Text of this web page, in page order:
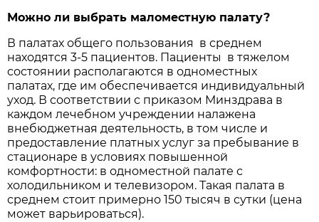
Можно ли выбрать маломестную палату?
В палатах общего пользования в среднем
находятся 3-5 пациентов. Пациенты в тяжелом
состоянии располагаются в одноместных
палатах, где им обеспечивается индивидуальный
уход. В соответствии с приказом Минздрава в
каждом лечебном учреждении налажена
внебюджетная деятельность, в том числе и
предоставление платных услуг за пребывание в
стационаре в условиях повышенной
комфортности: в одноместной палате с
холодильником и телевизором. Такая палата в
среднем стоит примерно 150 тысяч в сутки (цена
может варьироваться).